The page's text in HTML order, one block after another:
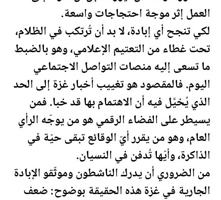
العمل إثر موجة احتجاجات واسعة.
لكي تنجح أي إبادة، لا بد أن تُرتكب في الظلام،
تحت غطاء من التعتيم الإعلامي، وهو بالضبط
ما تسعى إليه منصات التواصل الاجتماعي
اليوم. فالمقصود هو تغييب أخبار غزة إلى الحد
الذي يُخيَّل فيه أن الاهتمام بها قد خبا. فمن
يسيطر على الفضاء الرقمي هو من يوجّه الرأي
العام، وهو من يقرر أيّ الوقائع تبقى حيّة في
الذاكرة، وأيّها تُدفن في النسيان.
من الضروري أن يدرك الناشطون وموثّقو الإبادة
الجارية في غزة هذه الحقيقة بوضوح: ضعف